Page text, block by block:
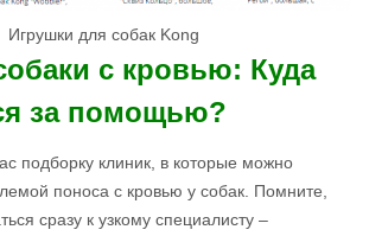
Игрушки для собак Kong
с кровью: Куда
за помощью?
подборку клиник, в которые можно
поноса с кровью у собак. Помните,
сразу к узкому специалисту –